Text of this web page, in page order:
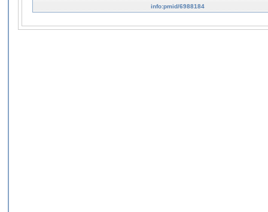
info:pmid/6988184